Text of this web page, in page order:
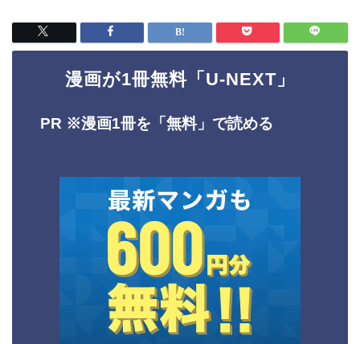
漫画が1冊無料「U-NEXT」
PR ※漫画1冊を「無料」で読める